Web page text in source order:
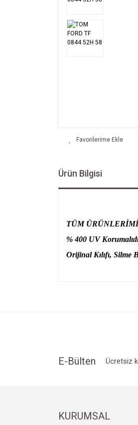
Ürün Bilgisi
TÜM
% 400 UV
Orijinal Kılıfı, Silme
Bu ürüne benzer
E-Bülten Ücretsiz
KURUMSAL